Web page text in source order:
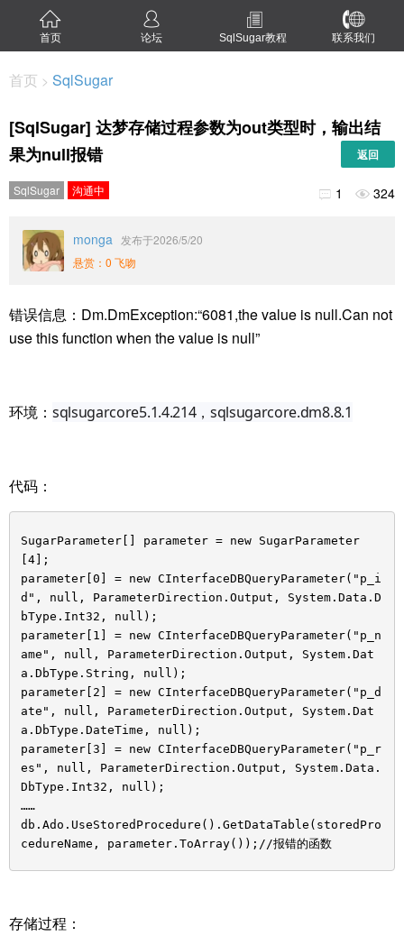
首页 论坛 SqlSugar教程 联系我们
首页 > SqlSugar
[SqlSugar] 达梦存储过程参数为out类型时，输出结
果为null报错
返回
SqlSugar 沟通中  1  324
monga 发布于2026/5/20
悬赏：0 飞吻
错误信息：Dm.DmException:“6081,the value is null.Can not
use this function when the value is null”
环境： sqlsugarcore5.1.4.214，sqlsugarcore.dm8.8.1
代码：
SugarParameter[] parameter = new SugarParameter
[4];
parameter[0] = new CInterfaceDBQueryParameter("p_i
d", null, ParameterDirection.Output, System.Data.D
bType.Int32, null);
parameter[1] = new CInterfaceDBQueryParameter("p_n
ame", null, ParameterDirection.Output, System.Dat
a.DbType.String, null);
parameter[2] = new CInterfaceDBQueryParameter("p_d
ate", null, ParameterDirection.Output, System.Dat
a.DbType.DateTime, null);
parameter[3] = new CInterfaceDBQueryParameter("p_r
es", null, ParameterDirection.Output, System.Data.
DbType.Int32, null);
……
db.Ado.UseStoredProcedure().GetDataTable(storedPro
cedureName, parameter.ToArray());//报错的函数
存储过程：